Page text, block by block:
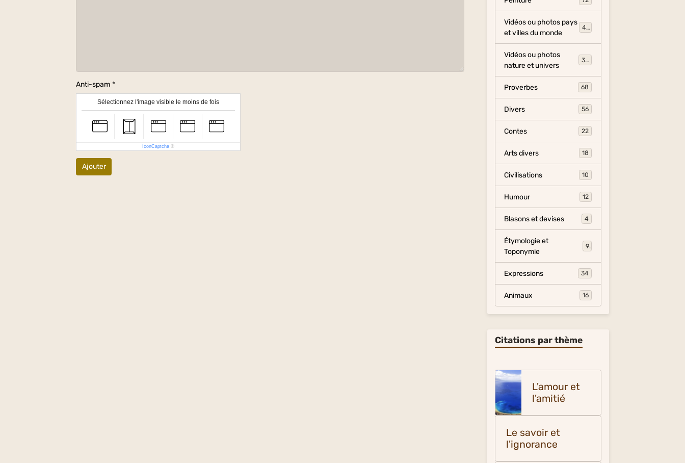
Anti-spam
Sélectionnez l'image visible le moins de fois
IconCaptcha ©
Ajouter
Vidéos ou photos pays
et villes du monde
454
Vidéos ou photos
nature et univers
325
Proverbes 68
Divers 56
Contes 22
Arts divers 18
Civilisations 10
Humour 12
Blasons et devises 4
Étymologie et
Toponymie
9
Expressions 34
Animaux 16
Citations par thème
L'amour et
l'amitié
Le savoir et
l'ignorance